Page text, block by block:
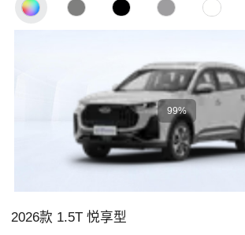
99%
2026款 1.5T 悦享型